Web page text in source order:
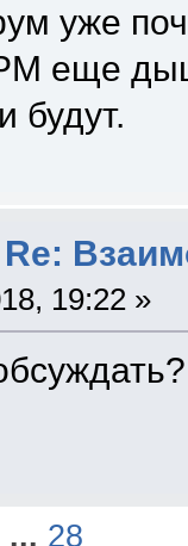
уже
еще
будут.
Re:
19:22 »
... 28